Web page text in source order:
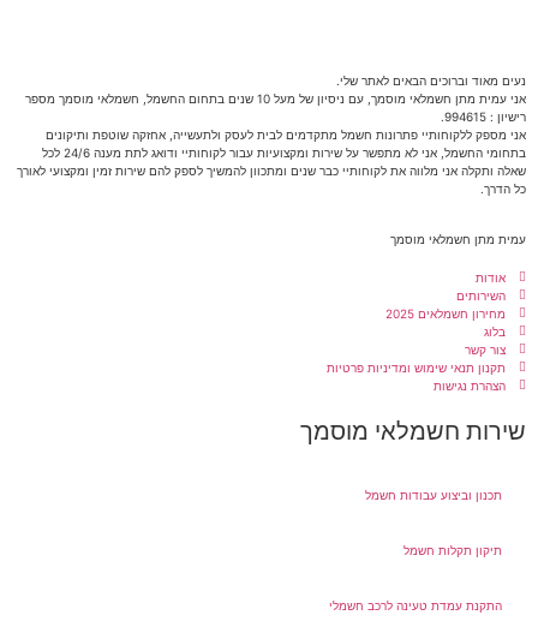
נעים מאוד וברוכים הבאים לאתר שלי.
אני עמית מתן חשמלאי מוסמך, עם ניסיון של מעל 10 שנים בתחום החשמל, חשמלאי מוסמך מספר
רישיון : 994615.
אני מספק ללקוחותיי פתרונות חשמל מתקדמים לבית לעסק ולתעשייה, אחזקה שוטפת ותיקונים
בתחומי החשמל, אני לא מתפשר על שירות ומקצועיות עבור לקוחותיי ודואג לתת מענה 24/6 לכל
שאלה ותקלה אני מלווה את לקוחותיי כבר שנים ומתכוון להמשיך לספק להם שירות זמין ומקצועי לאורך
כל הדרך.
עמית מתן חשמלאי מוסמך
אודות
השירותים
מחירון חשמלאים 2025
בלוג
צור קשר
תקנון תנאי שימוש ומדיניות פרטיות
הצהרת נגישות
שירות חשמלאי מוסמך
תכנון וביצוע עבודות חשמל
תיקון תקלות חשמל
התקנת עמדת טעינה לרכב חשמלי